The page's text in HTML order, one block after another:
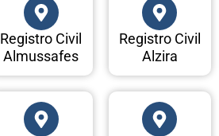
Registro Civil
Almussafes
Registro Civil
Alzira